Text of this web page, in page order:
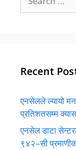
for:
Recent
एनसेलले ल्यायो
प्रतिशतसम्म
एनसेल डाटा
९४२–सी